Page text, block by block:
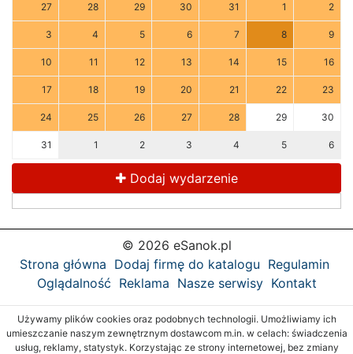
27 28 29 30 31 1 2
3 4 5 6 7 8 9
10 11 12 13 14 15 16
17 18 19 20 21 22 23
24 25 26 27 28 29 30
31 1 2 3 4 5 6
Dodaj wydarzenie
© 2026 eSanok.pl
Strona główna Dodaj firmę do katalogu Regulamin
Oglądalność Reklama Nasze serwisy Kontakt
Używamy plików cookies oraz podobnych technologii. Umożliwiamy ich
umieszczanie naszym zewnętrznym dostawcom m.in. w celach: świadczenia
usług, reklamy, statystyk. Korzystając ze strony internetowej, bez zmiany